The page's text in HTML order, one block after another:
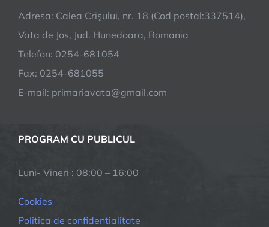
Adresa: Calea Crişului, nr. 18 (Cod postal:337514),
Vata de Jos, Jud. Hunedoara, Romania
Telefon: 0254-681054
Fax: 0254-681055
E-mail: primariavata@gmail.com
PROGRAM CU PUBLICUL
Luni- Vineri : 08:00 – 16:00
Cookies
Politica de confidentialitate